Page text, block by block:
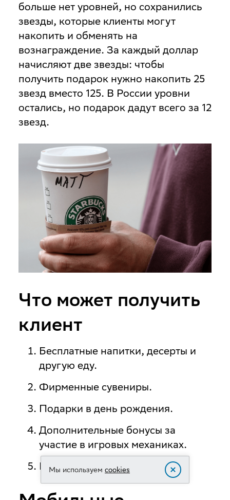
больше нет уровней, но сохранились
звезды, которые клиенты могут
накопить и обменять на
вознаграждение. За каждый доллар
начисляют две звезды: чтобы
получить подарок нужно накопить 25
звезд вместо 125. В России уровни
остались, но подарок дадут всего за 12
звезд.
Что может получить
клиент
Бесплатные напитки, десерты и
другую еду.
Фирменные сувениры.
Подарки в день рождения.
Дополнительные бонусы за
участие в игровых механиках.
Персональные предложения.
Мы используем cookies